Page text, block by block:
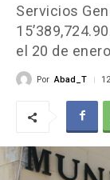
Servicios
el 20 de
Por Abad_T